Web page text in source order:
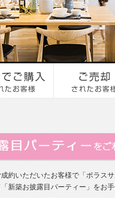
約いただいたお客様で「ポラス
新築お披露目パーティー」をお